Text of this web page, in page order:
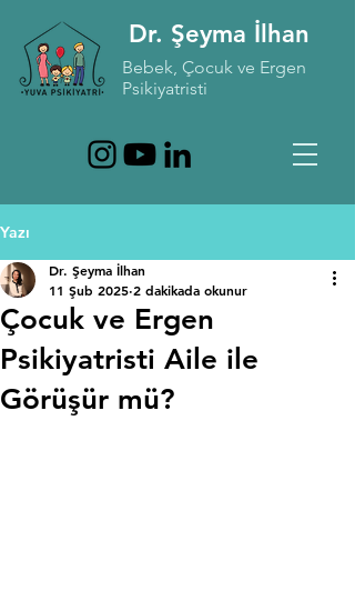
Dr. Şeyma İlhan
Bebek, Çocuk ve Ergen
Psikiyatristi
Yazı
Çocuk ve Ergen
Psikiyatristi Aile ile
Görüşür mü?
Dr. Şeyma İlhan
11 Şub 2025 2 dakikada okunur